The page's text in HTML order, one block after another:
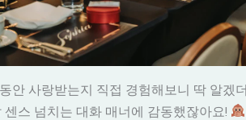
안 사랑받는지 직접 경험해보니 딱 알겠
센스 넘치는 대화 매너에 감동했잖아요!